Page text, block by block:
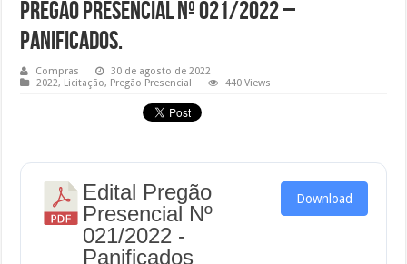
PREGÃO PRESENCIAL Nº 021/2022 –
PANIFICADOS.
Compras
30 de agosto de 2022
2022, Licitação, Pregão Presencial 440 Views
Edital Pregão
Presencial Nº
021/2022 -
Panificados
Download